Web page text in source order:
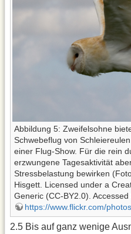
Abbildung 5: Zweifelsohne
Schwebeflug von
einer Flug-Show. Für die rein
erzwungene Tagesaktivität
Stressbelastung bewirken
Hisgett. Licensed under a
Generic (CC-BY2.0). Accessed
https://www.flickr.com/
2.5 Bis auf ganz wenige